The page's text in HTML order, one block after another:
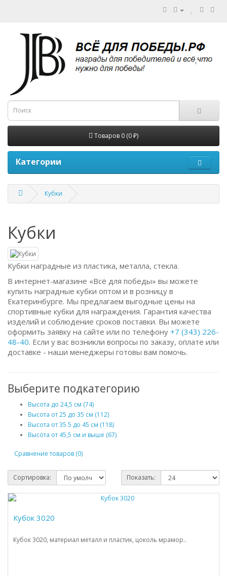
Товаров 0 (0 ₽)
Категории
Кубки
Кубки
Кубки наградные из пластика, металла, стекла.
В интернет-магазине «Всё для победы» вы можете
купить наградные кубки оптом и в розницу в
Екатеринбурге. Мы предлагаем выгодные цены на
спортивные кубки для награждения. Гарантия качества
изделий и соблюдение сроков поставки. Вы можете
оформить заявку на сайте или по телефону +7 (343) 226-
48-40. Если у вас возникли вопросы по заказу, оплате или
доставке - наши менеджеры готовы вам помочь.
Выберите подкатегорию
Высота до 24,5 см (74)
Высота от 25 до 35 см (112)
Высота от 35.5 до 45 см (118)
Высота от 45,5 см и выше (67)
Сравнение товаров (0)
Сортировка: Показать:
Кубок 3020
Кубок 3020, материал металл и пластик, цоколь мрамор..